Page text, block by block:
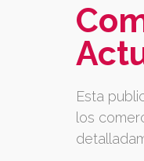
Esta
los